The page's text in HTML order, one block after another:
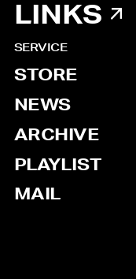
LINKS
SERVICE
STORE
NEWS
ARCHIVE
PLAYLIST
MAIL